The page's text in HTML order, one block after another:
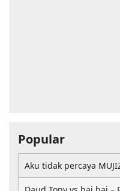
Popular
Aku tidak percaya